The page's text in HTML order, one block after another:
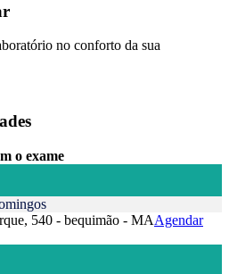
no conforto da sua
o exame
540 - bequimão - MAAgendar